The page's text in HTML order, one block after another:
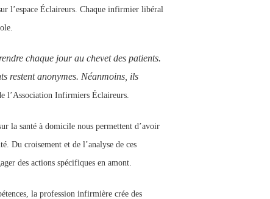
l’espace Éclaireurs. Chaque infirmier libéral
chaque jour au chevet des patients.
restent anonymes. Néanmoins, ils
l’Association Infirmiers Éclaireurs.
la santé à domicile nous permettent d’avoir
Du croisement et de l’analyse de ces
des actions spécifiques en amont.
la profession infirmière crée des